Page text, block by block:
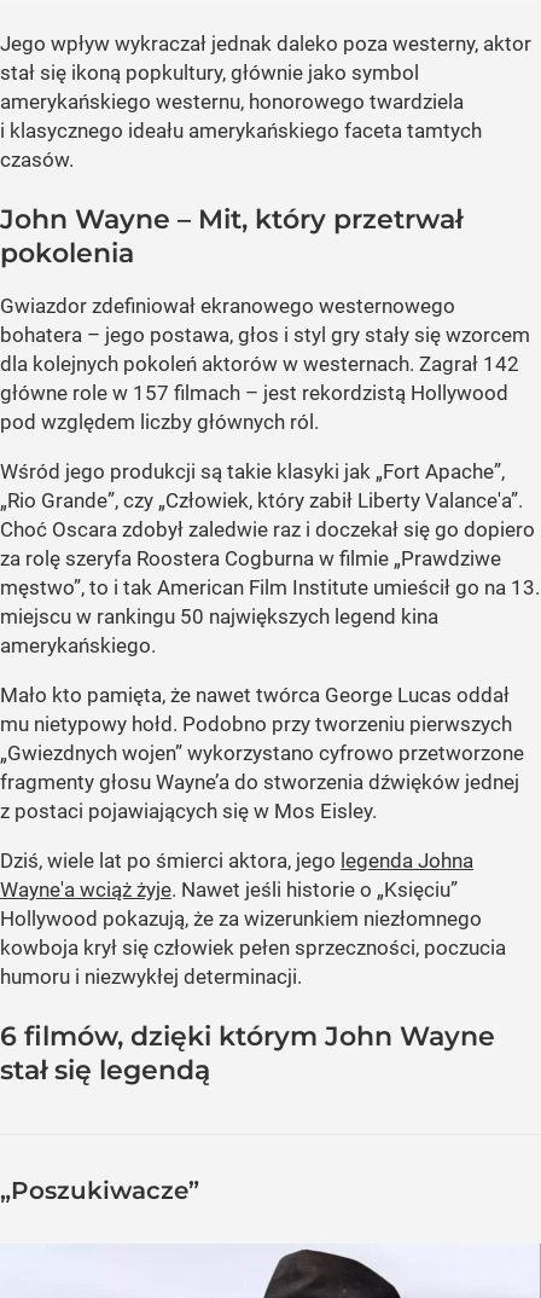
Jego wpływ wykraczał jednak daleko poza westerny, aktor
stał się ikoną popkultury, głównie jako symbol
amerykańskiego westernu, honorowego twardziela
i klasycznego ideału amerykańskiego faceta tamtych
czasów.
John Wayne – Mit, który przetrwał
pokolenia
Gwiazdor zdefiniował ekranowego westernowego
bohatera – jego postawa, głos i styl gry stały się wzorcem
dla kolejnych pokoleń aktorów w westernach. Zagrał 142
główne role w 157 filmach – jest rekordzistą Hollywood
pod względem liczby głównych ról.
Wśród jego produkcji są takie klasyki jak „Fort Apache”,
„Rio Grande”, czy „Człowiek, który zabił Liberty Valance'a”.
Choć Oscara zdobył zaledwie raz i doczekał się go dopiero
za rolę szeryfa Roostera Cogburna w filmie „Prawdziwe
męstwo”, to i tak American Film Institute umieścił go na 13.
miejscu w rankingu 50 największych legend kina
amerykańskiego.
Mało kto pamięta, że nawet twórca George Lucas oddał
mu nietypowy hołd. Podobno przy tworzeniu pierwszych
„Gwiezdnych wojen” wykorzystano cyfrowo przetworzone
fragmenty głosu Wayne’a do stworzenia dźwięków jednej
z postaci pojawiających się w Mos Eisley.
Dziś, wiele lat po śmierci aktora, jego legenda Johna
Wayne'a wciąż żyje. Nawet jeśli historie o „Księciu”
Hollywood pokazują, że za wizerunkiem niezłomnego
kowboja krył się człowiek pełen sprzeczności, poczucia
humoru i niezwykłej determinacji.
6 filmów, dzięki którym John Wayne
stał się legendą
„Poszukiwacze”